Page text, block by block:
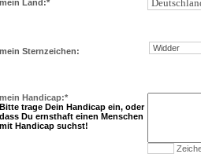
mein Land:*
mein Sternzeichen:
mein Handicap:*
Bitte trage Dein Handicap ein, oder
dass Du ernsthaft einen Menschen
mit Handicap suchst!